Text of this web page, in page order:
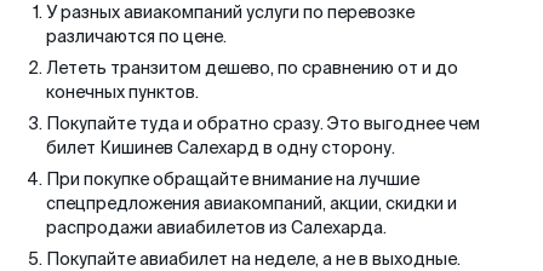
У разных авиакомпаний услуги по перевозке
различаются по цене.
Лететь транзитом дешево, по сравнению от и до
конечных пунктов.
Покупайте туда и обратно сразу. Это выгоднее чем
билет Кишинев Салехард в одну сторону.
При покупке обращайте внимание на лучшие
спецпредложения авиакомпаний, акции, скидки и
распродажи авиабилетов из Салехарда.
Покупайте авиабилет на неделе, а не в выходные.